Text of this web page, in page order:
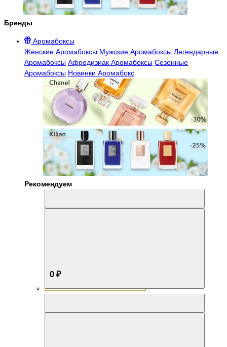
Бренды
Аромабоксы
Женские Аромабоксы Мужские Аромабоксы Легендарные
Аромабоксы Афродизиак Аромабоксы Сезонные
Аромабоксы Новинки Аромабокс
Рекомендуем
0 ₽